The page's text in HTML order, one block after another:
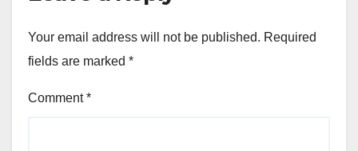
Your email address will not be published. Required
fields are marked *
Comment*